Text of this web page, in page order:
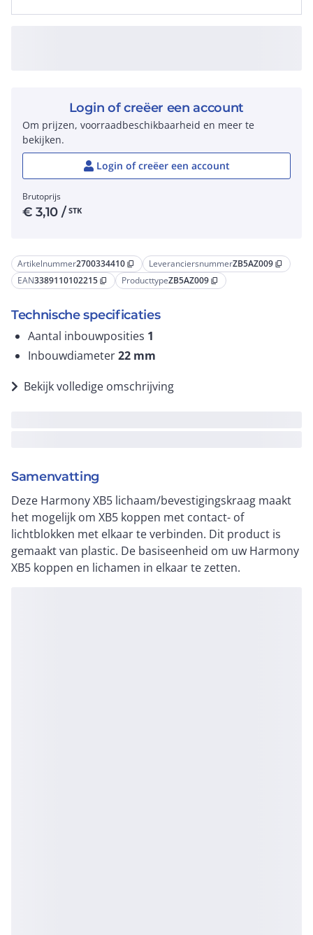
Artikelnummer2700334410 content_copy LeveranciersnummerZB5AZ009 content_copy
EAN3389110102215 content_copy ProducttypeZB5AZ009 content_copy
Technische specificaties
Aantal inbouwposities 1
Inbouwdiameter22 mm
Bekijk volledige omschrijving
Samenvatting
Deze Harmony XB5 lichaam/bevestigingskraag maakt
het mogelijk om XB5 koppen met contact- of
lichtblokken met elkaar te verbinden. Dit product is
gemaakt van plastic. De basiseenheid om uw Harmony
XB5 koppen en lichamen in elkaar te zetten.
Login of creëer een account
Om prijzen, voorraadbeschikbaarheid en meer te
bekijken.
Login of creëer een account
Brutoprijs
€3,10 / STK